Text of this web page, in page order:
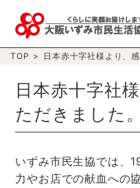
TOP > 日本赤十字社様より、
日本赤十字社
ただきました。
いずみ市民生協では、
力やお店での献血への